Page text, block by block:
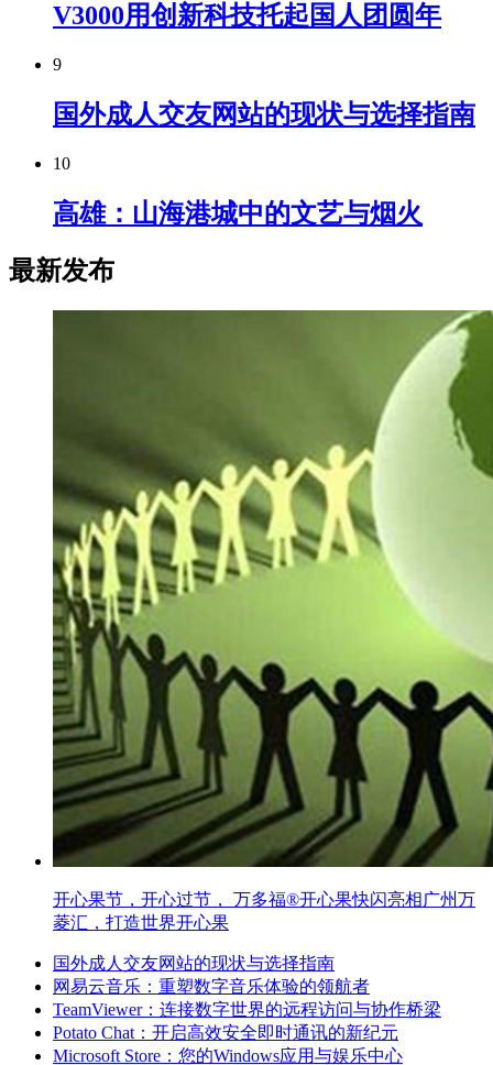
V3000用创新科技托起国人团圆年
9
国外成人交友网站的现状与选择指南
10
高雄：山海港城中的文艺与烟火
最新发布
开心果节，开心过节， 万多福®开心果快闪亮相广州万
菱汇，打造世界开心果
国外成人交友网站的现状与选择指南
网易云音乐：重塑数字音乐体验的领航者
TeamViewer：连接数字世界的远程访问与协作桥梁
Potato Chat：开启高效安全即时通讯的新纪元
Microsoft Store：您的Windows应用与娱乐中心